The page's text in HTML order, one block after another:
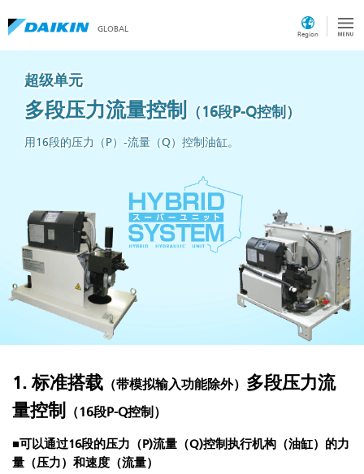
GLOBAL
Region
超级单元
多段压力流量控制 （16段P-Q控制）
用16段的压力（P）-流量（Q）控制油缸。
1. 标准搭载 （带模拟输入功能除外） 多段压力流
量控制
（16段P-Q控制）
■可以通过16段的压力（P)流量（Q)控制执行机构（油缸）的力
量（压力）和速度（流量）